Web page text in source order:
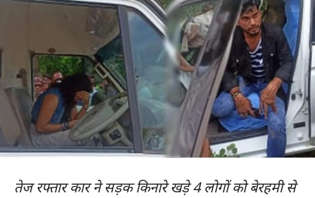
तेज रफ्तार कार ने सड़क किनारे खड़े 4 लोगों को बेरहमी से